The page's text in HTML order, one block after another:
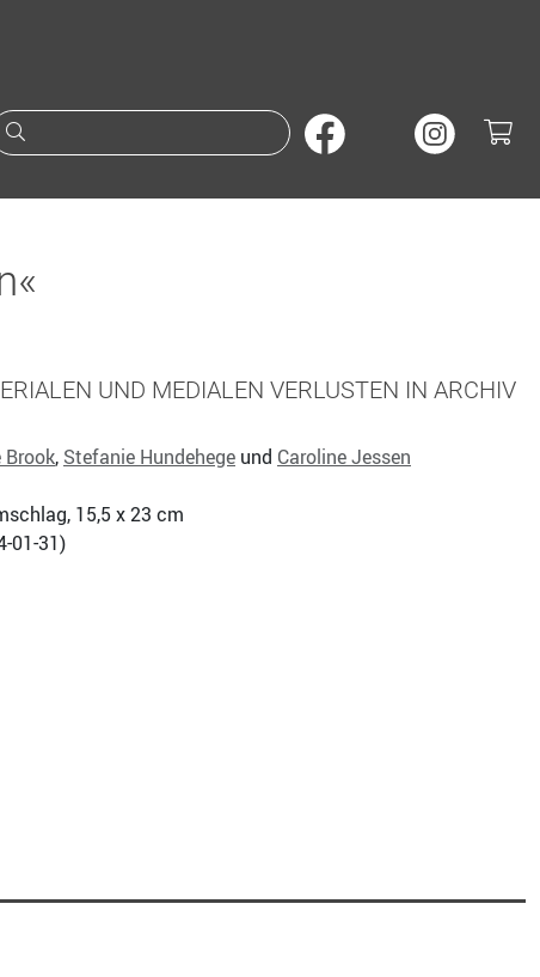
Suche nach Büchern oder
UND MEDIALEN VERLUSTEN IN ARCHIV
Brook, Stefanie Hundehege und Caroline Jessen
15,5 x 23 cm
01-31)